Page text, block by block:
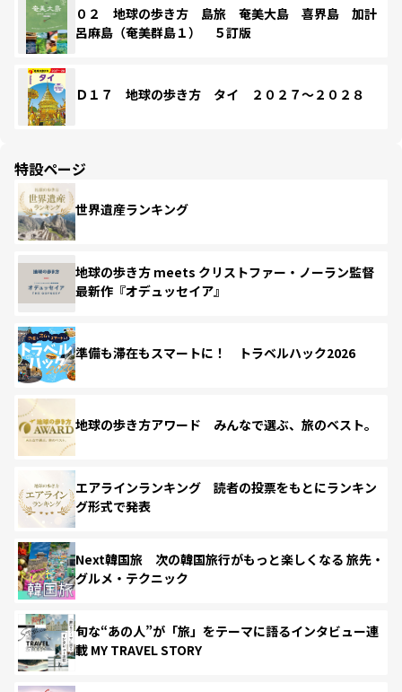
０２ 地球の歩き方 島旅 奄美大島 喜界島 加計
呂麻島（奄美群島１） ５訂版
Ｄ１７ 地球の歩き方 タイ ２０２７～２０２８
特設ページ
世界遺産ランキング
地球の歩き方 meets クリストファー・ノーラン監督
最新作『オデュッセイア』
準備も滞在もスマートに！ トラベルハック2026
地球の歩き方アワード みんなで選ぶ、旅のベスト。
エアラインランキング 読者の投票をもとにランキン
グ形式で発表
Next韓国旅 次の韓国旅行がもっと楽しくなる 旅先・
グルメ・テクニック
旬な“あの人”が「旅」をテーマに語るインタビュー連
載 MY TRAVEL STORY